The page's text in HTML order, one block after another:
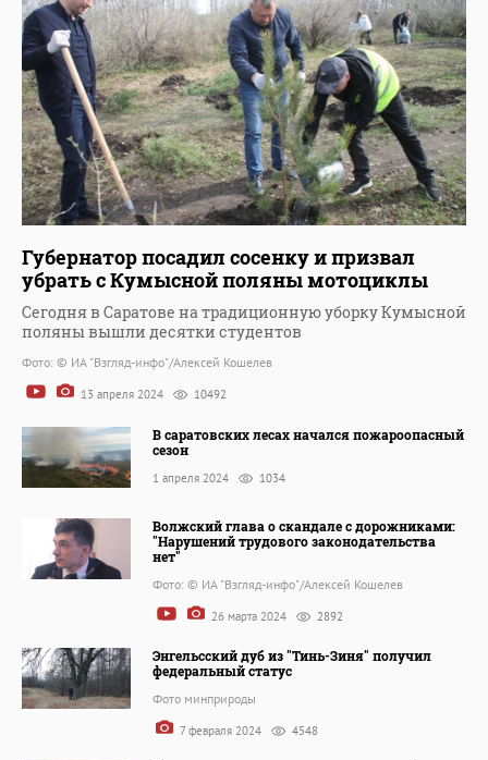
Губернатор посадил сосенку и призвал
убрать с Кумысной поляны мотоциклы
Сегодня в Саратове на традиционную уборку Кумысной
поляны вышли десятки студентов
Фото: © ИА "Взгляд-инфо"/Алексей Кошелев
13 апреля 2024 10492
В саратовских лесах начался пожароопасный
сезон
1 апреля 2024 1034
Волжский глава о скандале с дорожниками:
"Нарушений трудового законодательства
нет"
Фото: © ИА "Взгляд-инфо"/Алексей Кошелев
26 марта 2024 2892
Энгельсский дуб из "Тинь-Зиня" получил
федеральный статус
Фото минприроды
7 февраля 2024 4548